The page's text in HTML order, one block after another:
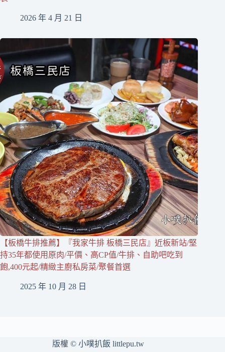
2026 年 4 月 21 日
【板橋牛排推薦】『我家牛排 板橋三民店』近板新站/堅
持35年都使用原肉/平價、高CP值/牛排、自助吧吃到
飽,400元起/精緻主廚私房菜/聚餐首選
2025 年 10 月 28 日
版權 © 小噗扒飯 littlepu.tw